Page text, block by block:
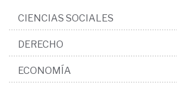
CIENCIAS SOCIALES
DERECHO
ECONOMÍA